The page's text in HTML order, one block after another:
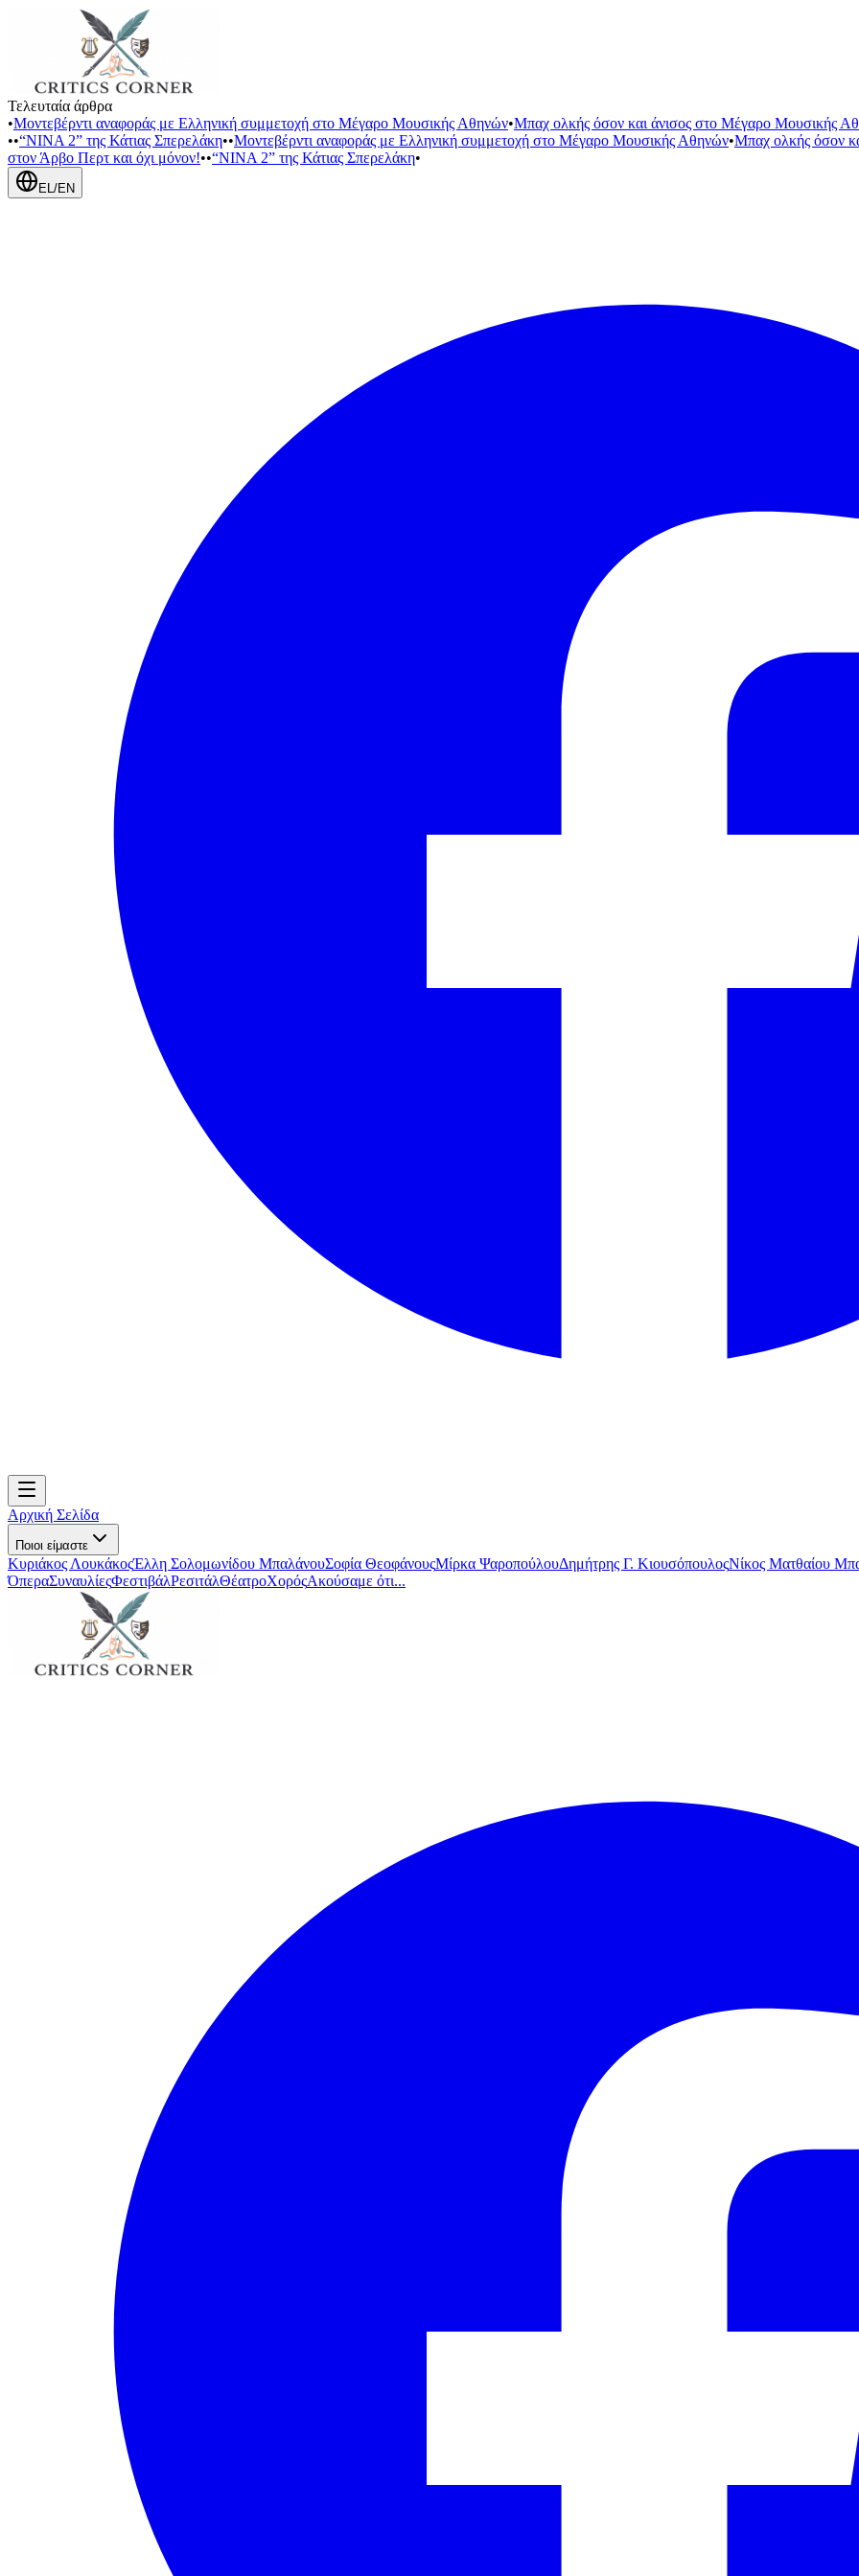
Τελευταία άρθρα
•Μοντεβέρντι αναφοράς με Ελληνική συμμετοχή στο Μέγαρο Μουσικής Αθηνών•Μπαχ ολκής όσον και άνισος στο Μέγαρο Μουσικής
••“NINA 2” της Κάτιας Σπερελάκη••Μοντεβέρντι αναφοράς με Ελληνική συμμετοχή στο Μέγαρο Μουσικής Αθηνών•Μπαχ ολκής όσον
στον Άρβο Περτ και όχι μόνον!••“NINA 2” της Κάτιας Σπερελάκη•
EL/EN
Αρχική Σελίδα
Ποιοι είμαστε
Κυριάκος ΛουκάκοςΈλλη Σολομωνίδου ΜπαλάνουΣοφία ΘεοφάνουςΜίρκα ΨαροπούλουΔημήτρης Γ. ΚιουσόπουλοςΝίκος Ματθαίου
ΌπεραΣυναυλίεςΦεστιβάλΡεσιτάλΘέατροΧορόςΑκούσαμε ότι...